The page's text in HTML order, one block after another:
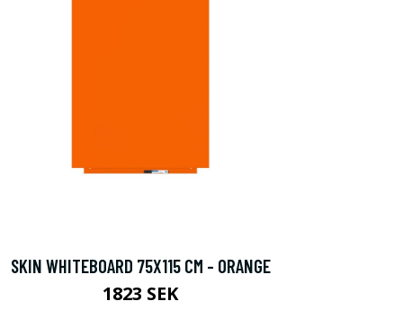
SKIN WHITEBOARD 75X115 CM - ORANGE
1823 SEK